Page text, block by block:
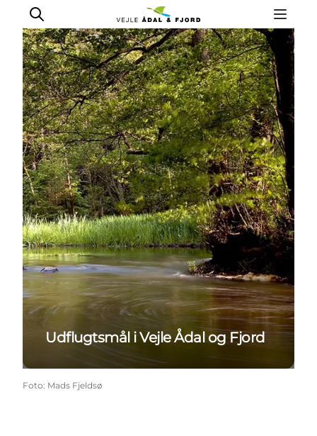
Udflugtsmål
Ture & aktiviteter
Det sker
Overnatning
Planlæg din tur
-
Projekter
Udflugtsmål i Vejle Ådal og Fjord
Foto: Mads Fjeldsø